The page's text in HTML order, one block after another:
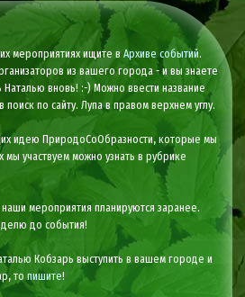
мероприятиях ищите вАрхиве событий.
из вашего города - и вы знаете
Наталью вновь! :-) Можно ввести название
по сайту. Лупа в правом верхнем углу.
идею ПриродоСоОбразности, которые мы
участвуем можно узнать в рубрике
мероприятия планируются заранее.
до события!
Кобзарь выступить в вашем городе и
топишите!